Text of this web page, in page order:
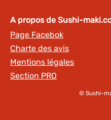
A propos de Sushi-
Page Facebok
Charte des avis
Mentions légales
Section PRO
© Sushi-